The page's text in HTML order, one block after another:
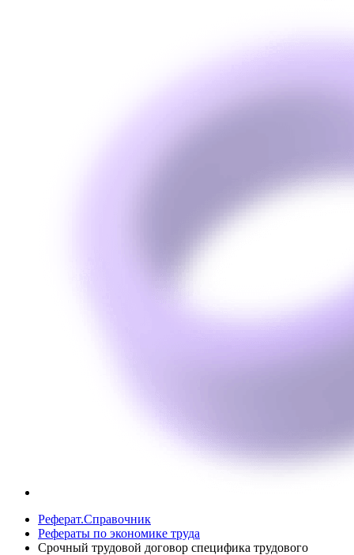
Реферат.Справочник
Рефераты по экономике труда
Срочный трудовой договор специфика трудового